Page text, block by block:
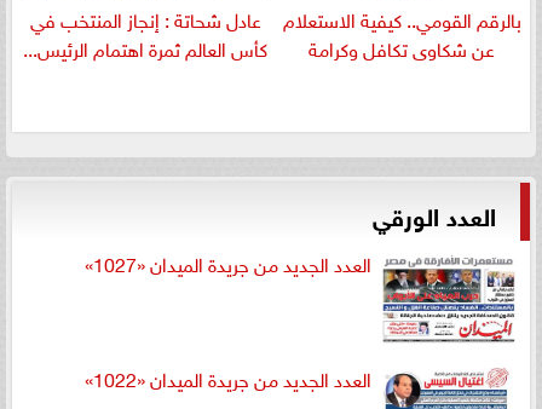
بالرقم القومي.. كيفية الاستعلام
عن شكاوى تكافل وكرامة
عادل شحاتة : إنجاز المنتخب في
كأس العالم ثمرة اهتمام الرئيس...
العدد الورقي
العدد الجديد من جريدة الميدان «1027»
العدد الجديد من جريدة الميدان «1022»